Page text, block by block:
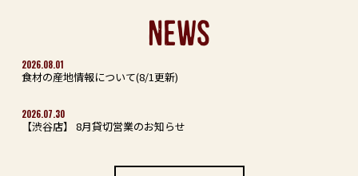
NEWS
2026.08.01
食材の産地情報について(8/1更新)
2026.07.30
【渋谷店】 8月貸切営業のお知らせ